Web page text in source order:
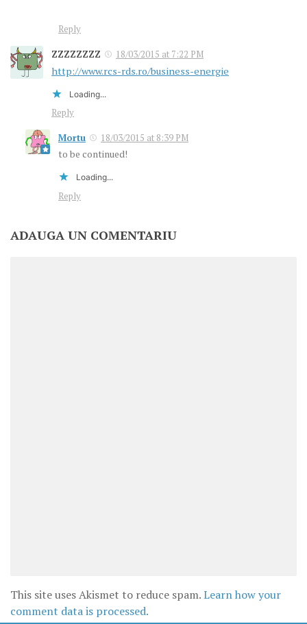
Reply
ZZZZZZZZ 18/03/2015 at 7:22 PM
http://www.rcs-rds.ro/business-energie
Loading...
Reply
Mortu
18/03/2015 at 8:39 PM
to be continued!
Loading...
Reply
ADAUGA UN COMENTARIU
This site uses Akismet to reduce spam.Learn how your
comment data is processed.